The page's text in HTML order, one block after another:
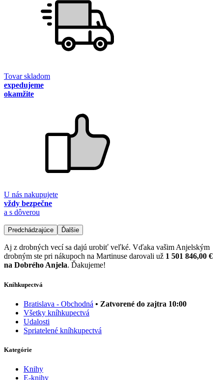
Tovar skladom
expedujeme
okamžite
U nás nakupujete
vždy bezpečne
a s dôverou
Predchádzajúce Ďalšie
Aj z drobných vecí sa dajú urobiť veľké. Vďaka vašim Anjelským
drobným ste pri nákupoch na Martinuse darovali už 1 501 846,00 €
na Dobrého Anjela. Ďakujeme!
Kníhkupectvá
Bratislava - Obchodná • Zatvorené do zajtra 10:00
Všetky kníhkupectvá
Udalosti
Spriatelené kníhkupectvá
Kategórie
Knihy
E-knihy